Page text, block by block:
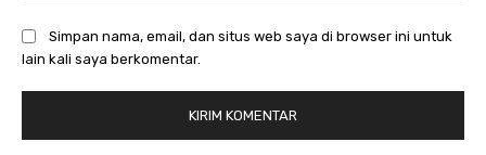
Simpan nama, email, dan situs web saya di browser ini untuk
lain kali saya berkomentar.